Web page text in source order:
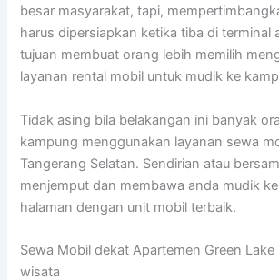
besar masyarakat, tapi,
harus dipersiapkan ketika tiba di terminal
tujuan membuat orang lebih memilih
layanan rental mobil untuk mudik ke
Tidak asing bila belakangan ini banyak
kampung menggunakan layanan sewa
Tangerang Selatan. Sendirian atau
menjemput dan membawa anda mudik
halaman dengan unit mobil terbaik.
Sewa Mobil dekat Apartemen Green
wisata